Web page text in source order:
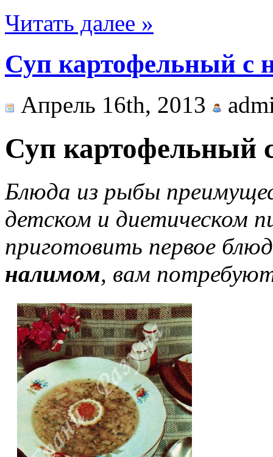
Читать далее »
Суп картофельный с
Апрель 16th, 2013
Суп картофельный
Блюда из рыбы
детском и диетическом
приготовить первое
налимом, вам